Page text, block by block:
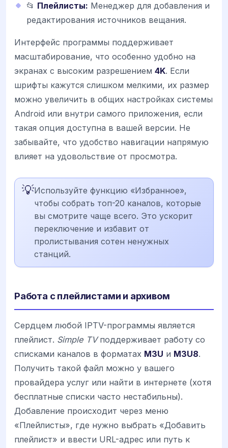
📂 Плейлисты: Менеджер для добавления и
редактирования источников вещания.
Интерфейс программы поддерживает
масштабирование, что особенно удобно на
экранах с высоким разрешением 4K. Если
шрифты кажутся слишком мелкими, их размер
можно увеличить в общих настройках системы
Android или внутри самого приложения, если
такая опция доступна в вашей версии. Не
забывайте, что удобство навигации напрямую
влияет на удовольствие от просмотра.
💡Используйте функцию «Избранное»,
чтобы собрать топ-20 каналов, которые
вы смотрите чаще всего. Это ускорит
переключение и избавит от
пролистывания сотен ненужных
станций.
Работа с плейлистами и архивом
Сердцем любой IPTV-программы является
плейлист. Simple TVподдерживает работу со
списками каналов в форматах M3U и M3U8.
Получить такой файл можно у вашего
провайдера услуг или найти в интернете (хотя
бесплатные списки часто нестабильны).
Добавление происходит через меню
«Плейлисты», где нужно выбрать «Добавить
плейлист» и ввести URL-адрес или путь к